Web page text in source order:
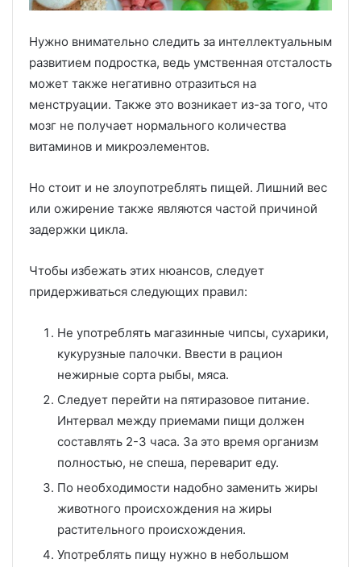
Нужно внимательно следить за интеллектуальным
развитием подростка, ведь умственная отсталость
может также негативно отразиться на
менструации. Также это возникает из-за того, что
мозг не получает нормального количества
витаминов и микроэлементов.
Но стоит и не злоупотреблять пищей. Лишний вес
или ожирение также являются частой причиной
задержки цикла.
Чтобы избежать этих нюансов, следует
придерживаться следующих правил:
Не употреблять магазинные чипсы, сухарики,
кукурузные палочки. Ввести в рацион
нежирные сорта рыбы, мяса.
Следует перейти на пятиразовое питание.
Интервал между приемами пищи должен
составлять 2-3 часа. За это время организм
полностью, не спеша, переварит еду.
По необходимости надобно заменить жиры
животного происхождения на жиры
растительного происхождения.
Употреблять пищу нужно в небольшом